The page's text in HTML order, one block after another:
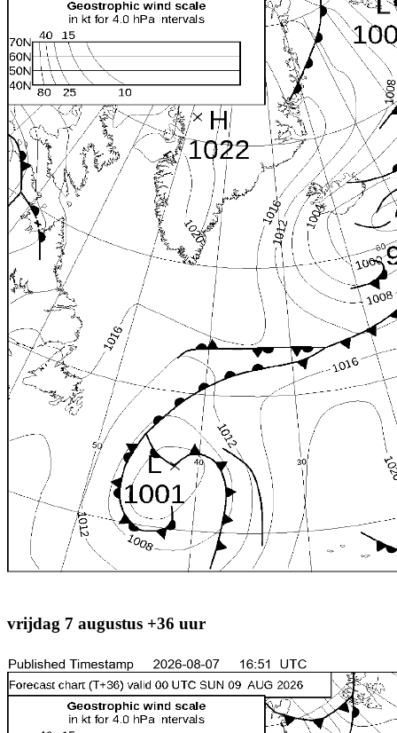
vrijdag 7 augustus +36 uur